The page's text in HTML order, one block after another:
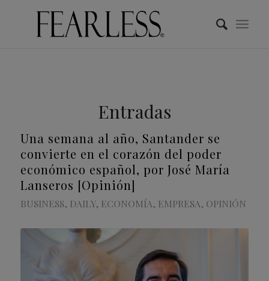
Entradas
Una semana al año, Santander se
convierte en el corazón del poder
económico español, por José María
Lanseros [Opinión]
BUSINESS, DAILY, ECONOMÍA, EMPRESA, OPINIÓN